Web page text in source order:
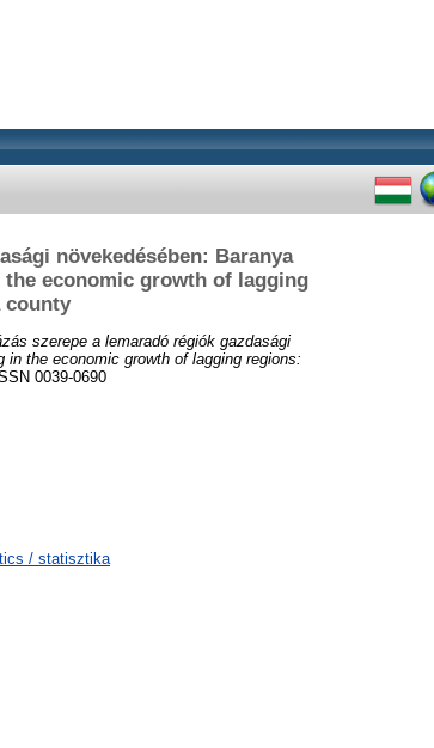
növekedésében: Baranya
economic growth of lagging
county
szerepe a lemaradó régiók gazdasági
the economic growth of lagging regions:
0039-0690
/ statisztika